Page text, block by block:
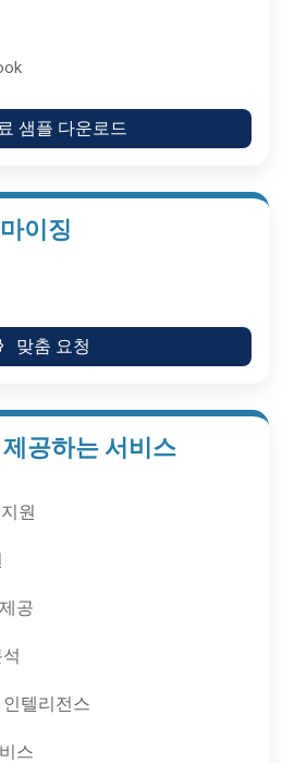
샘플 다운로드
이징
맞춤 요청
공하는 서비스
원
공
텔리전스
스